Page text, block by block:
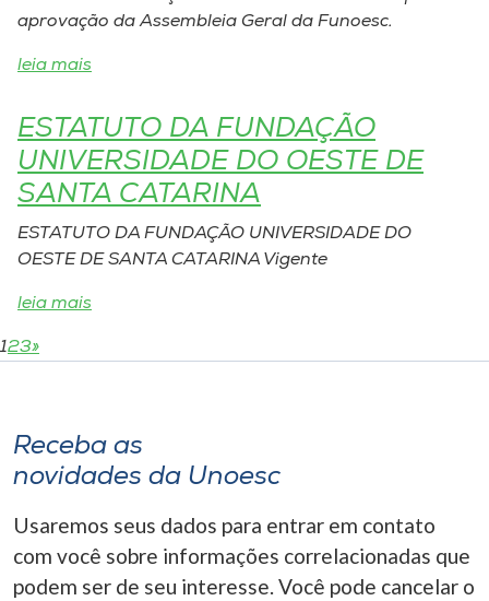
aprovação da Assembleia Geral da Funoesc.
leia mais
ESTATUTO DA FUNDAÇÃO
UNIVERSIDADE DO OESTE DE
SANTA CATARINA
ESTATUTO DA FUNDAÇÃO UNIVERSIDADE DO
OESTE DE SANTA CATARINA Vigente
leia mais
123»
Receba as
novidades da Unoesc
Usaremos seus dados para entrar em contato
com você sobre informações correlacionadas que
podem ser de seu interesse. Você pode cancelar o